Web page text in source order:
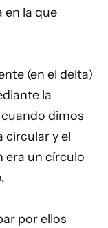
en la que
(en el delta)
la
dimos
circular y el
era un círculo
por ellos